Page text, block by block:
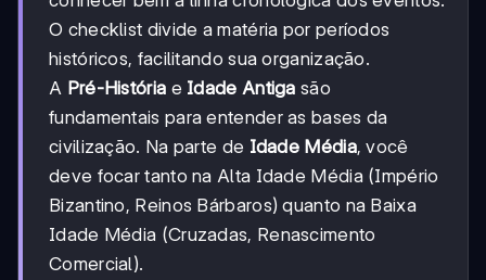
O checklist divide a matéria por períodos
históricos, facilitando sua organização.
A Pré-História e Idade Antiga são
fundamentais para entender as bases da
civilização. Na parte de Idade Média, você
deve focar tanto na Alta Idade Média (Império
Bizantino, Reinos Bárbaros) quanto na Baixa
Idade Média (Cruzadas, Renascimento
Comercial).